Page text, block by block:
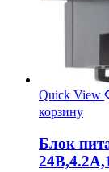
Quick View
корзину
Блок